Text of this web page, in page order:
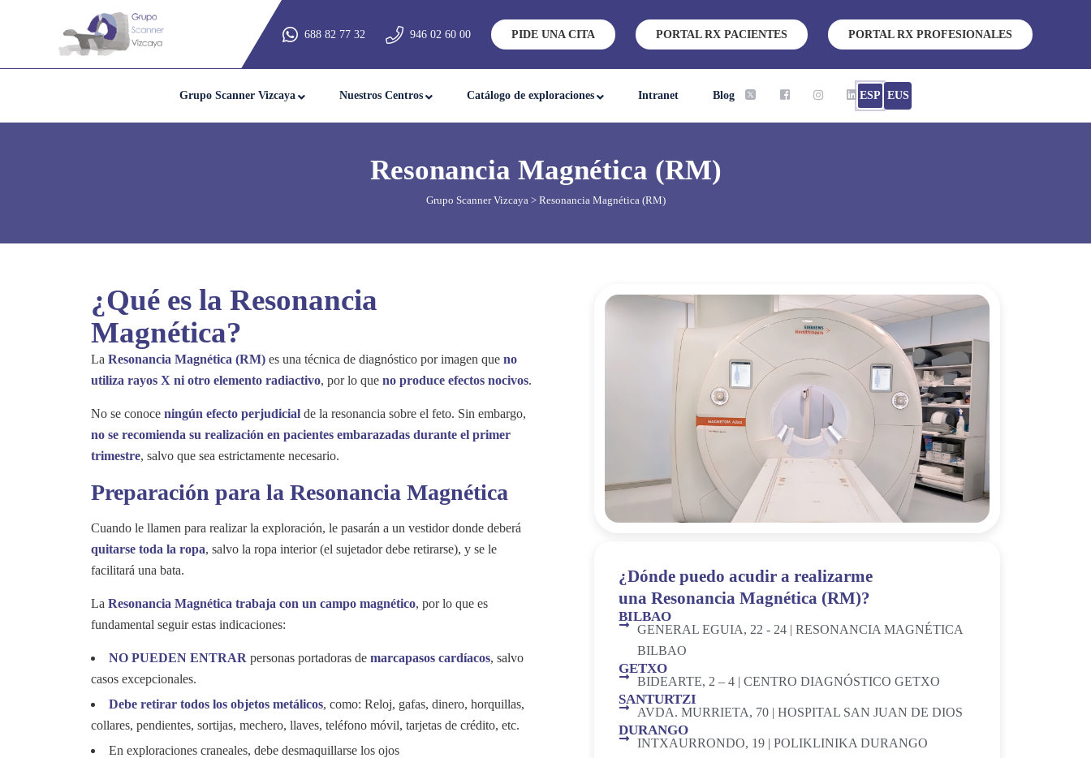
688 82 77 32 946 02 60 00 PIDE UNA CITA PORTAL RX PACIENTES PORTAL RX PROFESIONALES
Grupo Scanner Vizcaya Nuestros Centros Catálogo de exploraciones Intranet Blog ESP EUS
Resonancia Magnética (RM)
Grupo Scanner Vizcaya> Resonancia Magnética (RM)
¿Qué es la Resonancia
Magnética?
La Resonancia Magnética (RM) es una técnica de diagnóstico por imagen que no
utiliza rayos X ni otro elemento radiactivo, por lo que no produce efectos nocivos.
No se conoce ningún efecto perjudicial de la resonancia sobre el feto. Sin embargo,
no se recomienda su realización en pacientes embarazadas durante el primer
trimestre, salvo que sea estrictamente necesario.
Preparación para la Resonancia Magnética
Cuando le llamen para realizar la exploración, le pasarán a un vestidor donde deberá
quitarse toda la ropa, salvo la ropa interior (el sujetador debe retirarse), y se le
facilitará una bata.
La Resonancia Magnética trabaja con un campo magnético, por lo que es
fundamental seguir estas indicaciones:
NO PUEDEN ENTRAR personas portadoras de marcapasos cardíacos, salvo
casos excepcionales.
Debe retirar todos los objetos metálicos, como: Reloj, gafas, dinero, horquillas,
collares, pendientes, sortijas, mechero, llaves, teléfono móvil, tarjetas de crédito, etc.
En exploraciones craneales, debe desmaquillarse los ojos
¿Dónde puedo acudir a realizarme
una Resonancia Magnética (RM)?
BILBAO
GENERAL EGUIA, 22 - 24 | RESONANCIA MAGNÉTICA
BILBAO
GETXO
BIDEARTE, 2 – 4 | CENTRO DIAGNÓSTICO GETXO
SANTURTZI
AVDA. MURRIETA, 70 | HOSPITAL SAN JUAN DE DIOS
DURANGO
INTXAURRONDO, 19 | POLIKLINIKA DURANGO